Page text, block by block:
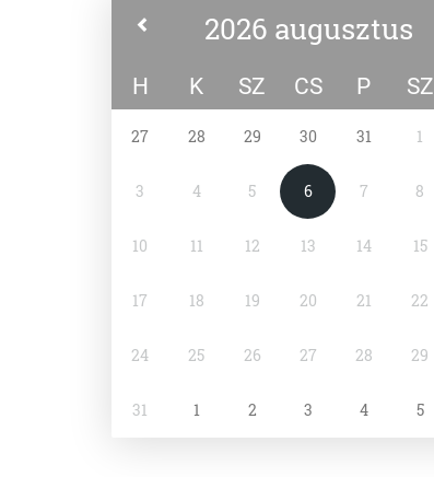
2026 augusztus
H K SZ CS P SZ
27 28 29 30 31 1
3 4 5 6 7 8
10 11 12 13 14 15
17 18 19 20 21 22
24 25 26 27 28 29
31 1 2 3 4 5